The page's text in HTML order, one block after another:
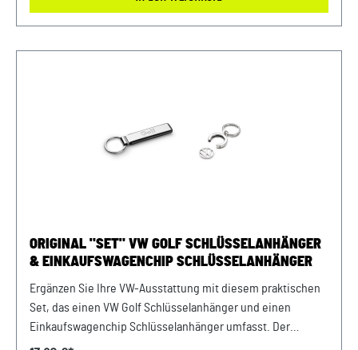
Schlüsselbund einen eleganten Touch verleiht. Ideal für VW
Einkaufs- Pfandchip - herausnehmbar Farbe: Silber
ORIGINAL "SET" VW GOLF SCHLÜSSELANHÄNGER
& EINKAUFSWAGENCHIP SCHLÜSSELANHÄNGER
Ergänzen Sie Ihre VW-Ausstattung mit diesem praktischen
Set, das einen VW Golf Schlüsselanhänger und einen
Einkaufswagenchip Schlüsselanhänger umfasst. Der
stilvolle VW Golf Schlüsselanhänger vereint Design und